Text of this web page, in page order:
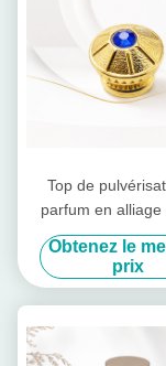
Top de
parfum en alliage
avec taille
décoration
parfums de
Obtenez le
prix